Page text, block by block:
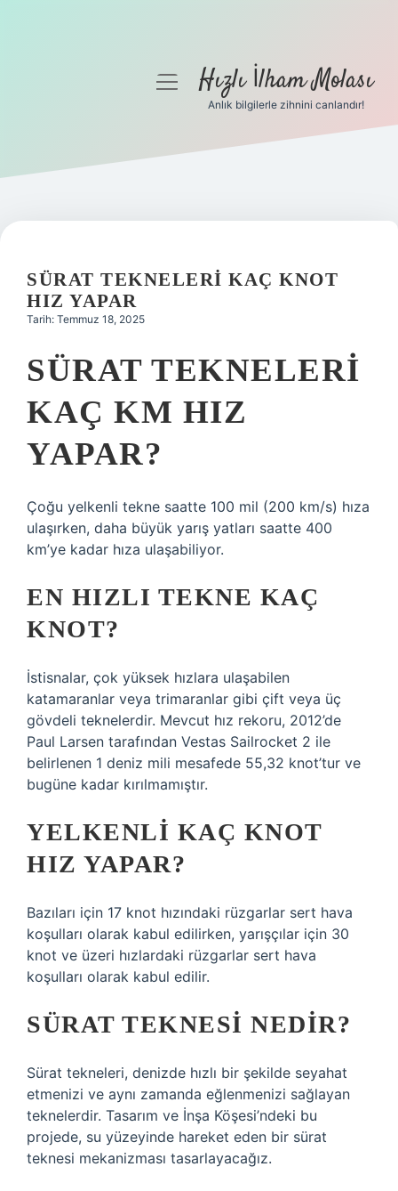
Gizlilik Politikası
Yasal Uyarı
menüyüHızlı İlham Molası
Anlık bilgilerle zihnini canlandır!
SÜRAT TEKNELERI KAÇ KNOT
HIZ YAPAR
Tarih: Temmuz 18, 2025
SÜRAT TEKNELERI
KAÇ KM HIZ
YAPAR?
Çoğu yelkenli tekne saatte 100 mil (200 km/s) hıza
ulaşırken, daha büyük yarış yatları saatte 400
km’ye kadar hıza ulaşabiliyor.
EN HIZLI TEKNE KAÇ
KNOT?
İstisnalar, çok yüksek hızlara ulaşabilen
katamaranlar veya trimaranlar gibi çift veya üç
gövdeli teknelerdir. Mevcut hız rekoru, 2012’de
Paul Larsen tarafından Vestas Sailrocket 2 ile
belirlenen 1 deniz mili mesafede 55,32 knot’tur ve
bugüne kadar kırılmamıştır.
YELKENLI KAÇ KNOT
HIZ YAPAR?
Bazıları için 17 knot hızındaki rüzgarlar sert hava
koşulları olarak kabul edilirken, yarışçılar için 30
knot ve üzeri hızlardaki rüzgarlar sert hava
koşulları olarak kabul edilir.
SÜRAT TEKNESI NEDIR?
Sürat tekneleri, denizde hızlı bir şekilde seyahat
etmenizi ve aynı zamanda eğlenmenizi sağlayan
teknelerdir. Tasarım ve İnşa Köşesi’ndeki bu
projede, su yüzeyinde hareket eden bir sürat
teknesi mekanizması tasarlayacağız.